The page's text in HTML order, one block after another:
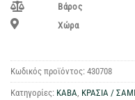
Βάρος
Χώρα
Κωδικός προϊόντος: 430708
Κατηγορίες: ΚΑΒΑ, ΚΡΑΣΙΑ /